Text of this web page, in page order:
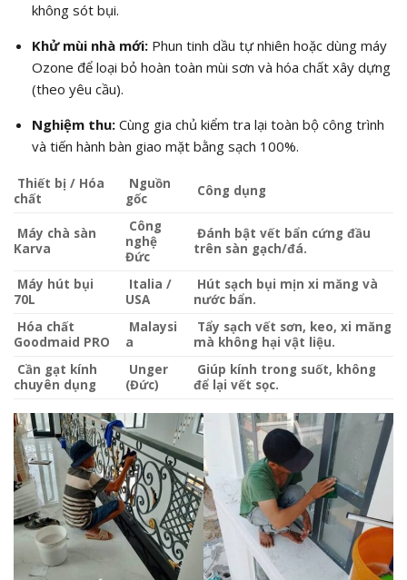
không sót bụi.
Khử mùi nhà mới:Phun tinh dầu tự nhiên hoặc dùng máy
Ozone để loại bỏ hoàn toàn mùi sơn và hóa chất xây dựng
(theo yêu cầu).
Nghiệm thu:Cùng gia chủ kiểm tra lại toàn bộ công trình
và tiến hành bàn giao mặt bằng sạch 100%.
Thiết bị / Hóa
chất
Nguồn
gốc
Công dụng
Máy chà sàn
Karva
Công
nghệ
Đức
Đánh bật vết bẩn cứng đầu
trên sàn gạch/đá.
Máy hút bụi
70L
Italia /
USA
Hút sạch bụi mịn xi măng và
nước bẩn.
Hóa chất
Goodmaid PRO
Malaysi
a
Tẩy sạch vết sơn, keo, xi măng
mà không hại vật liệu.
Cần gạt kính
chuyên dụng
Unger
(Đức)
Giúp kính trong suốt, không
để lại vết sọc.